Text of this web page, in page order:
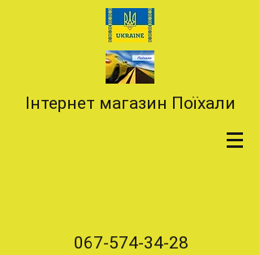
Інтернет магазин Поїхали
067-574-34-28